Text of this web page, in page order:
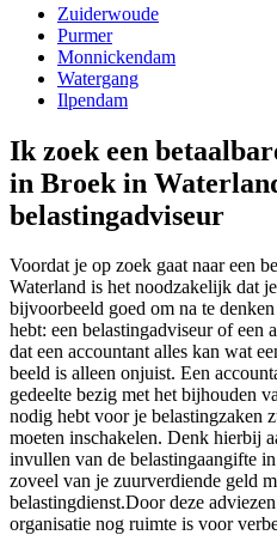
Zuiderwoude
Purmer
Monnickendam
Watergang
Ilpendam
Ik zoek een
in Broek in
belastingadviseur
Voordat je op zoek gaat naar een
Waterland is het noodzakelijk dat
bijvoorbeeld goed om na te
hebt: een belastingadviseur of een
dat een accountant alles kan wat
beeld is alleen onjuist. Een
gedeelte bezig met het bijhouden
nodig hebt voor je belastingzaken
moeten inschakelen. Denk hierbij
invullen van de belastingaangifte
zoveel van je zuurverdiende geld
belastingdienst.Door deze
organisatie nog ruimte is voor